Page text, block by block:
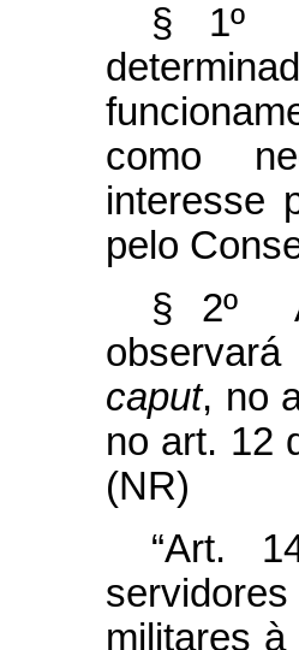
§ 1º
como
interesse
pelo
§ 2º
caput, no
no art. 12
(NR)
“Art.
militares